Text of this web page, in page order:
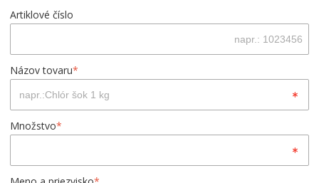
Artiklové číslo
Názov tovaru*
Množstvo*